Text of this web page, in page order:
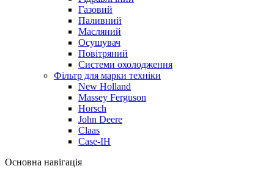
Газовий
Паливний
Масляний
Осушувач
Повітряний
Системи охолодження
Фільтр для марки техніки
New Holland
Massey Ferguson
Horsch
John Deere
Claas
Case-IH
Основна навігація